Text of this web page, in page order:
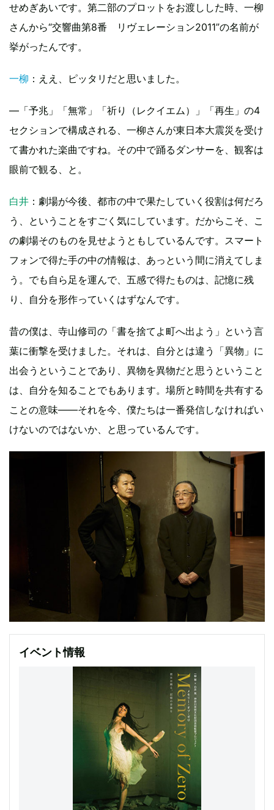
せめぎあいです。第二部のプロットをお渡しした時、一柳
さんから“交響曲第8番 リヴェレーション2011”の名前が
挙がったんです。
一柳 ：ええ、ピッタリだと思いました。
—「予兆」「無常」「祈り（レクイエム）」「再生」の4
セクションで構成される、一柳さんが東日本大震災を受け
て書かれた楽曲ですね。その中で踊るダンサーを、観客は
眼前で観る、と。
白井 ：劇場が今後、都市の中で果たしていく役割は何だろ
う、ということをすごく気にしています。だからこそ、こ
の劇場そのものを見せようともしているんです。スマート
フォンで得た手の中の情報は、あっという間に消えてしま
う。でも自ら足を運んで、五感で得たものは、記憶に残
り、自分を形作っていくはずなんです。
昔の僕は、寺山修司の「書を捨てよ町へ出よう」という言
葉に衝撃を受けました。それは、自分とは違う「異物」に
出会うということであり、異物を異物だと思うということ
は、自分を知ることでもあります。場所と時間を共有する
ことの意味――それを今、僕たちは一番発信しなければい
けないのではないか、と思っているんです。
イベント情報